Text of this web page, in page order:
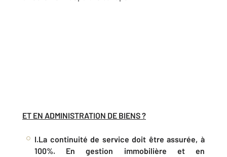
ET EN ADMINISTRATION DE BIENS ?
I.La continuité de service doit être assurée, à
100%. En gestion immobilière et en